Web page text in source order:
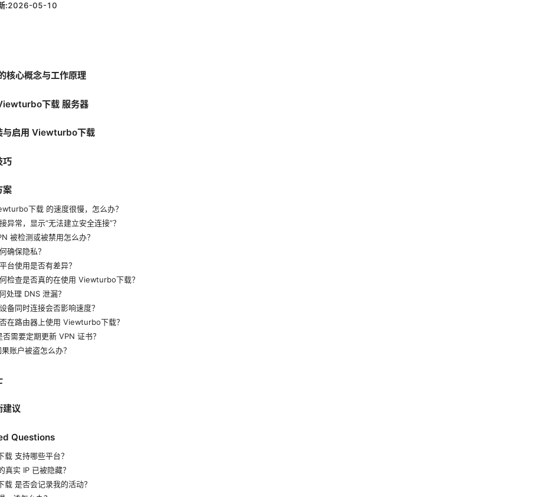
:2026-05-10
心概念与工作原理
下载 服务器
与启用 Viewturbo下载
巧
案
下载 的速度很慢，怎么办？
异常，显示“无法建立安全连接”？
被检测或被禁用怎么办？
确保隐私？
台使用是否有差异？
检查是否真的在使用 Viewturbo下载？
处理 DNS 泄漏？
备同时连接会否影响速度？
在路由器上使用 Viewturbo下载？
需要定期更新 VPN 证书？
账户被盗怎么办？
建议
Questions
支持哪些平台？
真实 IP 已被隐藏？
是否会记录我的活动？